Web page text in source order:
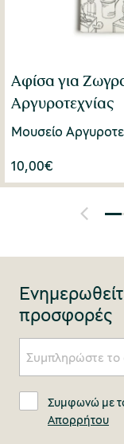
Αφίσα για
Αργυροτεχνίας
Μουσείο
10,00€
προσφορές
Συμφωνώ με
Απορρήτου